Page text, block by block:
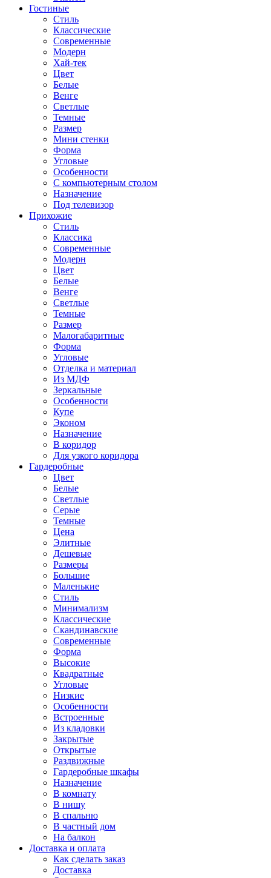
Гостиные
Стиль
Классические
Современные
Модерн
Хай-тек
Цвет
Белые
Венге
Светлые
Темные
Размер
Мини стенки
Форма
Угловые
Особенности
С компьютерным столом
Назначение
Под телевизор
Прихожие
Стиль
Классика
Современные
Модерн
Цвет
Белые
Венге
Светлые
Темные
Размер
Малогабаритные
Форма
Угловые
Отделка и материал
Из МДФ
Зеркальные
Особенности
Купе
Эконом
Назначение
В коридор
Для узкого коридора
Гардеробные
Цвет
Белые
Светлые
Серые
Темные
Цена
Элитные
Дешевые
Размеры
Большие
Маленькие
Стиль
Минимализм
Классические
Скандинавские
Современные
Форма
Высокие
Квадратные
Угловые
Низкие
Особенности
Встроенные
Из кладовки
Закрытые
Открытые
Раздвижные
Гардеробные шкафы
Назначение
В комнату
В нишу
В спальню
В частный дом
На балкон
Доставка и оплата
Как сделать заказ
Доставка